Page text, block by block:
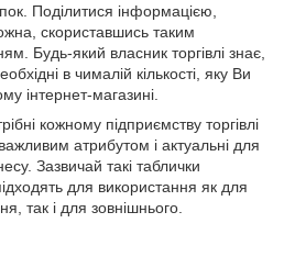
Поділитися інформацією,
скориставшись таким
Будь-який власник торгівлі знає,
в чималій кількості, яку Ви
інтернет-магазині.
кожному підприємству торгівлі
атрибутом і актуальні для
Зазвичай такі таблички
для використання як для
так і для зовнішнього.